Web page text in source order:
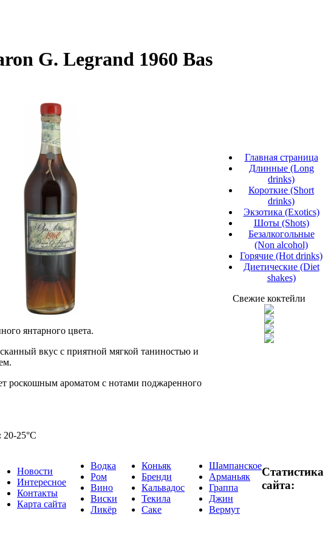
G. Legrand 1960 Bas
янтарного цвета.
вкус с приятной мягкой таниностью и
роскошным ароматом с нотами поджаренного
20-25°C
Главная страница
Длинные (Long
drinks)
Короткие (Short
drinks)
Экзотика (Exotics)
Шоты (Shots)
Безалкогольные
(Non alcohol)
Горячие (Hot drinks)
Диетические (Diet
shakes)
Свежие коктейли
Новости
Интересное
Контакты
Карта сайта
Водка
Ром
Вино
Виски
Ликёр
Коньяк
Бренди
Кальвадос
Текила
Саке
Шампанское
Арманьяк
Граппа
Джин
Вермут
Статистика
сайта: